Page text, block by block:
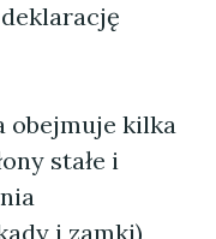
obejmuje kilka
stałe i
i zamki),